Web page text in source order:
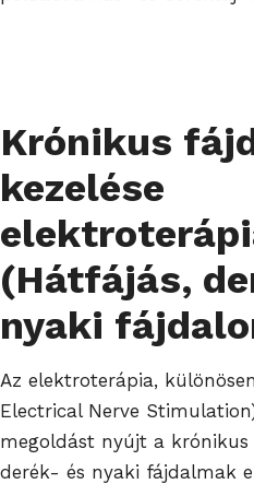
Krónikus
kezelése
(Hátfájás,
nyaki
Az elektroterápia,
Electrical Nerve
megoldást nyújt a
derék- és nyaki fájdalmak